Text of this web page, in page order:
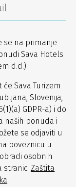
se na primanje
Sava Hotels
d.d.).
Sava Turizem
Slovenija,
GDPR-a) i do
naših ponuda i
se odjaviti u
poveznicu u
osobnih
stranici Zaštita
.